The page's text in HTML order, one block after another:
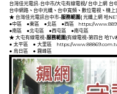
台灣佳光電訊-台中市/大屯有線電視/ 台中上網 台
台中網路、 台中光纖、 台中寬頻、 數位電視、 機上
★ 台灣佳光電訊台中市-服務範圍(光纖上網 哈
●中區 ●東區 ●北區 ●西區
https://
●南區 ●北屯區 ●西屯區 ●南屯區
★ 大屯有線電視-服務範圍(有線電視-第四台 哈TV
● 太平區 ● 大里區
https://
● 烏日區 ● 霧峰區